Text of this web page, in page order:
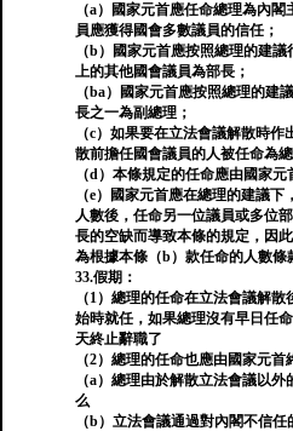
（a）國家元首應任命總理為內
員應獲得國會多數議員的信任；
（b）國家元首應按照總理的建
上的其他國會議員為部長；
（ba）國家元首應按照總理的建
長之一為副總理；
（c）如果要在立法會議解散時
散前擔任國會議員的人被任命為
（d）本條規定的任命應由國家
（e）國家元首應在總理的建議
人數後，任命另一位議員或多位
長的空缺而導致本條的規定，因
為根據本條（b）款任命的人數條
33.假期：
（1）總理的任命在立法會議解
始時就任，如果總理沒有早日任
天終止辭職了
（2）總理的任命也應由國家元首
（a）總理由於解散立法會議以
么
（b）立法會議通過對內閣不信